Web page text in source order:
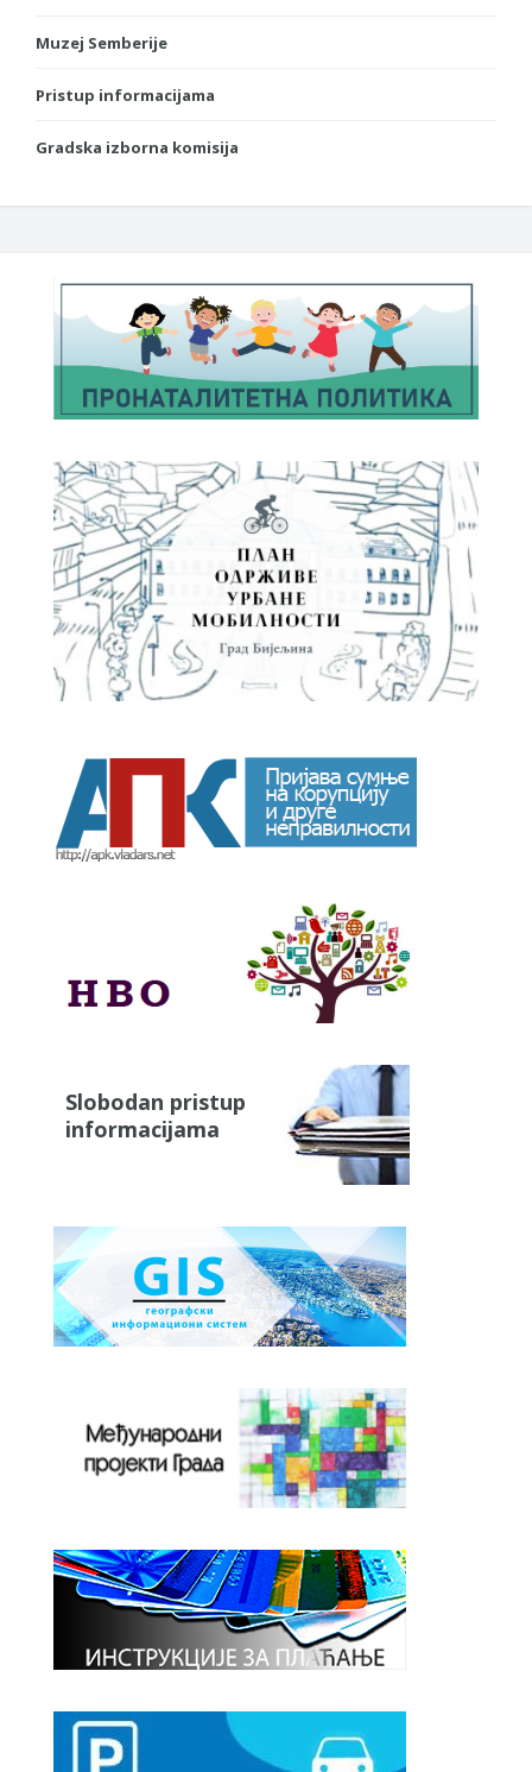
Muzej Semberije
Pristup informacijama
Gradska izborna komisija
Slobodan pristup
informacijama